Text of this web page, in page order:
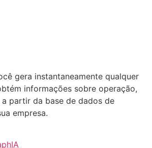
gera instantaneamente qualquer
informações sobre operação,
partir da base de dados de
empresa.